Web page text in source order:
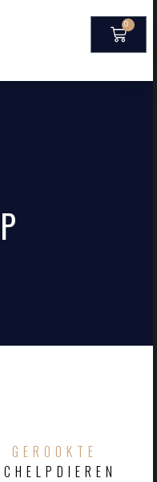
0
GEROOKTE